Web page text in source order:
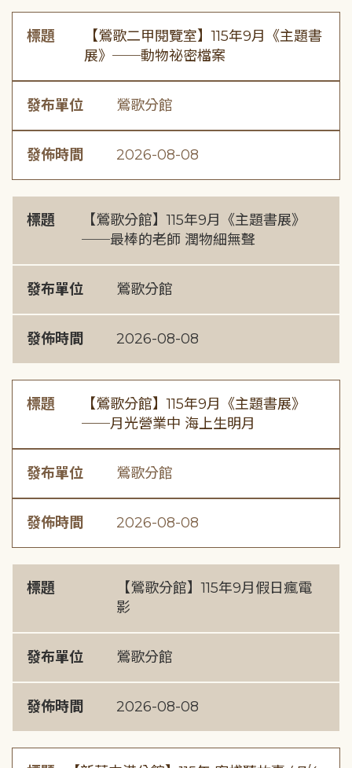
標題
【鶯歌二甲閱覽室】115年9月《主題書
展》──動物祕密檔案
發布單位 鶯歌分館
發佈時間 2026-08-08
標題
【鶯歌分館】115年9月《主題書展》
──最棒的老師 潤物細無聲
發布單位 鶯歌分館
發佈時間 2026-08-08
標題
【鶯歌分館】115年9月《主題書展》
──月光營業中 海上生明月
發布單位 鶯歌分館
發佈時間 2026-08-08
標題
【鶯歌分館】115年9月假日瘋電
影
發布單位 鶯歌分館
發佈時間 2026-08-08